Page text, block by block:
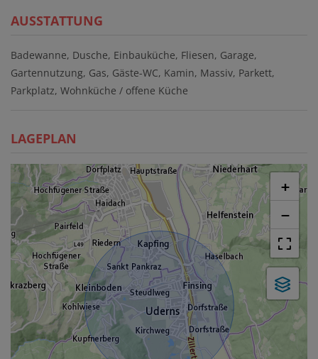
AUSSTATTUNG
Badewanne Dusche Einbauküche Fliesen Garage
Gartennutzung Gas Gäste-WC Kamin Massiv Parkett
Parkplatz Wohnküche / offene Küche
LAGEPLAN
+
−